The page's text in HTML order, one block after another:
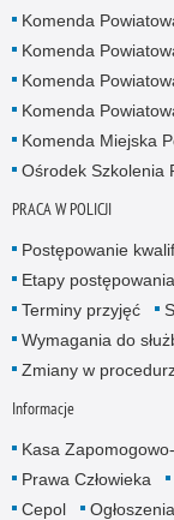
Komenda
Komenda
Komenda
Komenda
Komenda Miejska
Ośrodek Szkolenia
PRACA W POLICJI
Postępowanie
Etapy
Terminy przyjęć
Wymagania do
Zmiany w
Informacje
Kasa
Prawa Człowieka
Cepol
Ogłoszenia